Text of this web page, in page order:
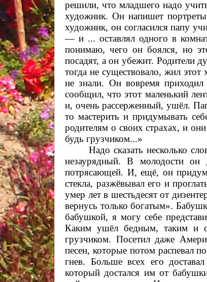
решили, что младшего надо
художник. Он напишет
художник, он согласился папу
— и ... оставлял одного в
понимаю, чего он боялся, но
посадят, а он убежит. Родители
тогда не существовало, жил
не знали. Он вовремя
сообщил, что этот маленький
и, очень рассерженный, ушёл.
то мастерить и придумывать
родителям о своих страхах, и
будь грузчиком...»
Надо сказать несколько
незаурядный. В молодости он
потрясающей. И, ещё, он
стекла, разжёвывал его и
умер лет в шестьдесят от
вернусь только богатым».
бабушкой, я могу себе
Каким ушёл бедным, таким и
грузчиком. Посетил даже
песен, которые потом распевал
гнев. Больше всех его
который достался им от